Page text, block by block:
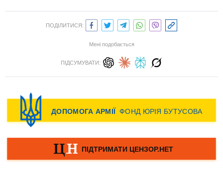
ПОДІЛИТИСЯ:
Мені подобається
ПІДСУМУВАТИ: